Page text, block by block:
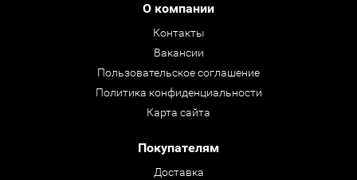
О компании
Контакты
Вакансии
Пользовательское соглашение
Политика конфиденциальности
Карта сайта
Покупателям
Доставка